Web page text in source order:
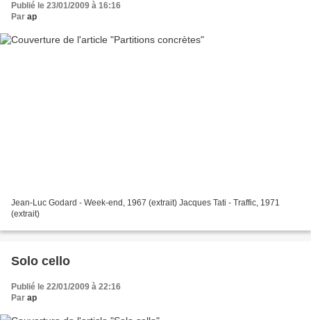
Publié le 23/01/2009 à 16:16
Par ap
Jean-Luc Godard - Week-end, 1967 (extrait) Jacques Tati - Traffic, 1971
(extrait)
Solo cello
Publié le 22/01/2009 à 22:16
Par ap